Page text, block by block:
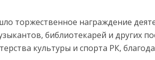
торжественное награждение
библиотекарей и других
культуры и спорта РК,